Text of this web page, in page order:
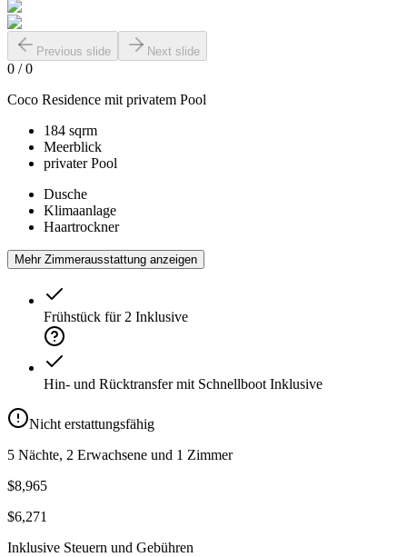
Previous slide Next slide
0 /0
Coco Residence mit privatem Pool
184 sqrm
Meerblick
privater Pool
Dusche
Klimaanlage
Haartrockner
Mehr Zimmerausstattung anzeigen
Frühstück für 2 Inklusive
Hin- und Rücktransfer mit Schnellboot Inklusive
Nicht erstattungsfähig
5 Nächte, 2 Erwachsene und 1 Zimmer
$8,965
$6,271
Inklusive Steuern und Gebühren